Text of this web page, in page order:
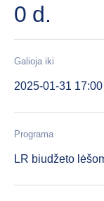
0 d.
Galioja iki
2025-01-31 17:00
Programa
LR biudžeto